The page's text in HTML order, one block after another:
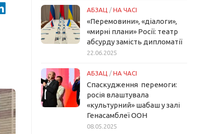
АБЗАЦ / НА ЧАСІ
«Перемовини», «діалоги»,
«мирні плани» Росії: театр
абсурду замість дипломатії
22.06.2025
АБЗАЦ / НА ЧАСІ
Спаскудження перемоги:
росія влаштувала
«культурний» шабаш у залі
Генасамблеї ООН
08.05.2025